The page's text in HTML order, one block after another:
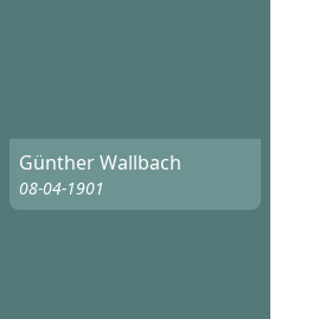
Günther Wallbach
08-04-1901